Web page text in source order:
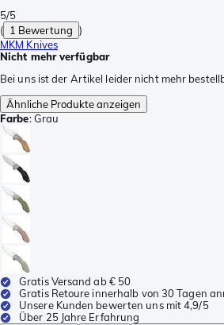
5/5
( 1 Bewertung )
MKM Knives
Nicht mehr verfügbar
Bei uns ist der Artikel leider nicht mehr
Ähnliche Produkte anzeigen
Farbe:Grau
Gratis Versand ab € 50
Gratis Retoure innerhalb von 30 Tagen
Unsere Kunden bewerten uns mit 4,9/5
Über 25 Jahre Erfahrung